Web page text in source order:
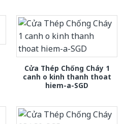
Cửa Thép Chống Cháy 1
canh o kinh thanh thoat
hiem-a-SGD